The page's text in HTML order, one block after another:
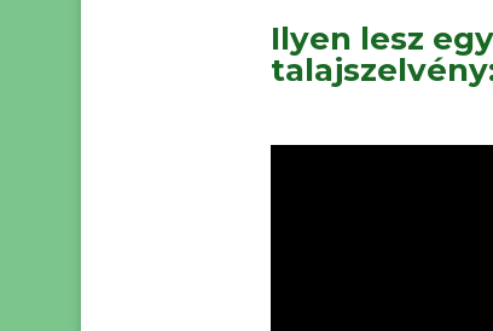
Ilyen lesz egy